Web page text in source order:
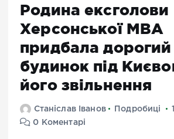
Родина ексголови
Херсонської МВА
придбала дорогий
будинок під
його звільнення
Станіслав Іванов Подробиці
0 Коментарі